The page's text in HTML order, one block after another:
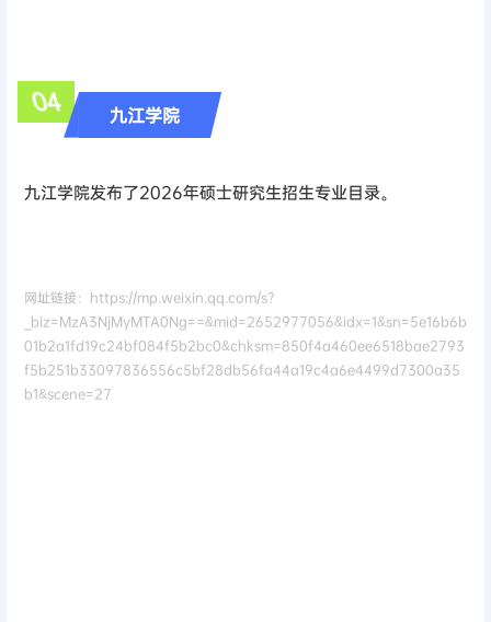
04 九江学院
九江学院发布了2026年硕士研究生招生专业目录。
网址链接：https://mp.weixin.qq.com/s?
__biz=MzA3NjMyMTA0Ng==&mid=2652977056&idx=1&sn=5e16b6b
01b2a1fd19c24bf084f5b2bc0&chksm=850f4a460ee6518bae2793
f5b251b33097836556c5bf28db56fa44a19c4a6e4499d7300a35
b1&scene=27